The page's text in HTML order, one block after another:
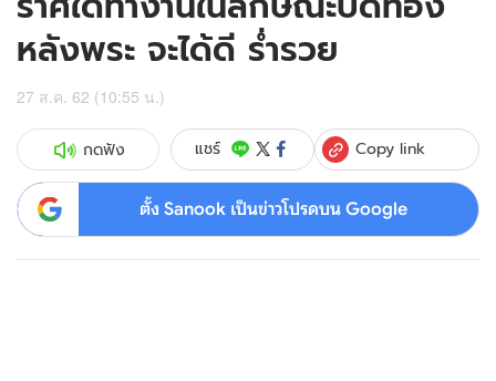
หลังพระ จะได้ดี ร่ำรวย
27 ส.ค. 62 (10:55 น.)
กดฟัง แชร์ Copy link
ตั้ง Sanook เป็นข่าวโปรดบน Google